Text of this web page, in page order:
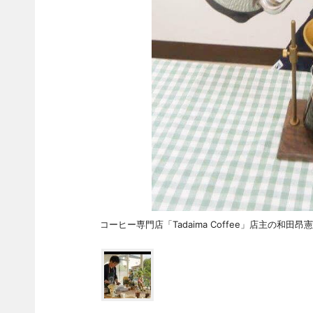
コーヒー専門店「Tadaima Coffee」店主の和田昂